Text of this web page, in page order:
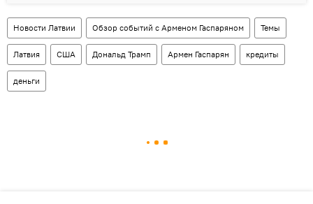
Новости Латвии Обзор событий с Арменом Гаспаряном Темы
Латвия США Дональд Трамп Армен Гаспарян кредиты
деньги